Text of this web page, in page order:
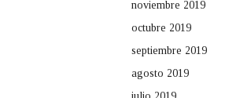
noviembre 2019
octubre 2019
septiembre 2019
agosto 2019